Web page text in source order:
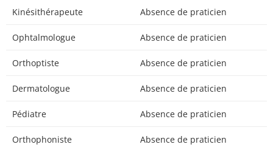
Kinésithérapeute Absence de praticien
Ophtalmologue Absence de praticien
Orthoptiste Absence de praticien
Dermatologue Absence de praticien
Pédiatre Absence de praticien
Orthophoniste Absence de praticien